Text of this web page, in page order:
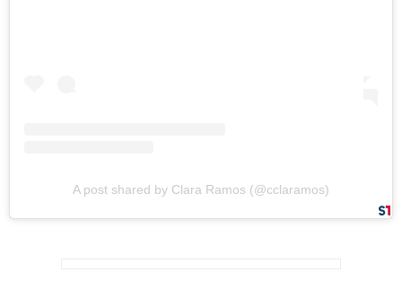
A post shared by Clara Ramos (@cclaramos)